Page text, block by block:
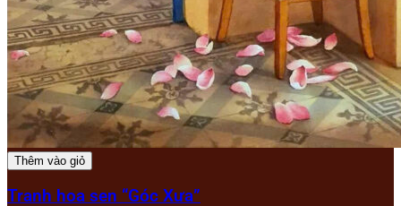
Thêm vào giỏ
Tranh hoa sen “Góc Xưa”